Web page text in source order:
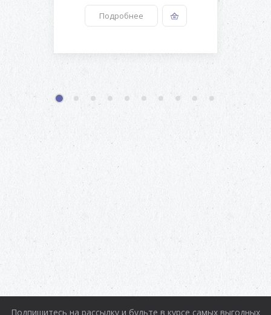
Подробнее
1 2 3 4 5 6 7 8 9 10
Подпишитесь на рассылку и будьте в курсе самых выгодных